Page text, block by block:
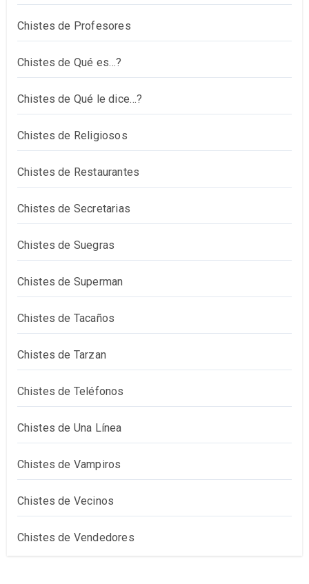
Chistes de Profesores
Chistes de Qué es…?
Chistes de Qué le dice…?
Chistes de Religiosos
Chistes de Restaurantes
Chistes de Secretarias
Chistes de Suegras
Chistes de Superman
Chistes de Tacaños
Chistes de Tarzan
Chistes de Teléfonos
Chistes de Una Línea
Chistes de Vampiros
Chistes de Vecinos
Chistes de Vendedores